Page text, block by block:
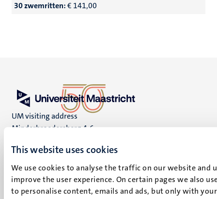
This website uses cookies
We use cookies to analyse the traffic on our website and
improve the user experience. On certain pages we also
to personalise content, emails and ads, but only with
30 zwemritten:€ 141,00
UM visiting address
Minderbroedersberg 4-6
Maastricht
+31 43 388 2222
UM postal address